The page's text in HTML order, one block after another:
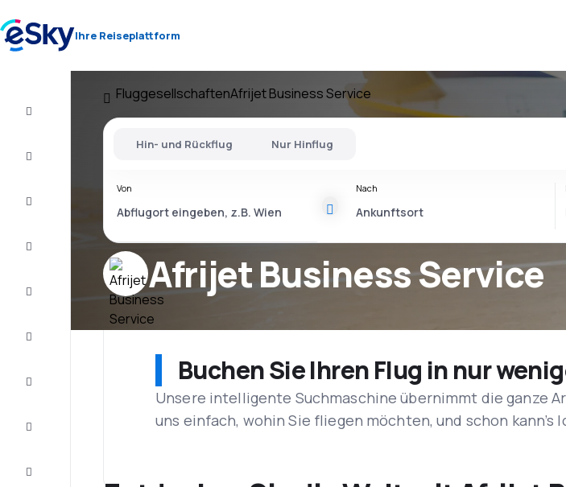
Ihre Reiseplattform
FluggesellschaftenAfrijet Business Service
Afrijet Business Service
Hin- und Rückflug Nur Hinflug
Von Nach
Buchen Sie Ihren Flug in nur
Unsere intelligente Suchmaschine übernimmt die ganze
uns einfach, wohin Sie fliegen möchten, und schon kann’s